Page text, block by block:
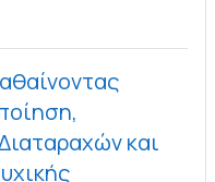
και